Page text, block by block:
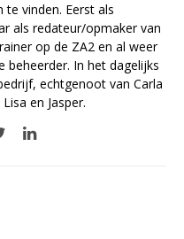
te vinden. Eerst als
als redateur/opmaker van
op de ZA2 en al weer
beheerder. In het dagelijks
echtgenoot van Carla
en Jasper.